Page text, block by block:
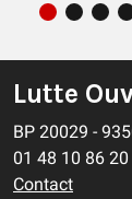
Lutte
BP 20029 -
01 48 10 86 20
Contact